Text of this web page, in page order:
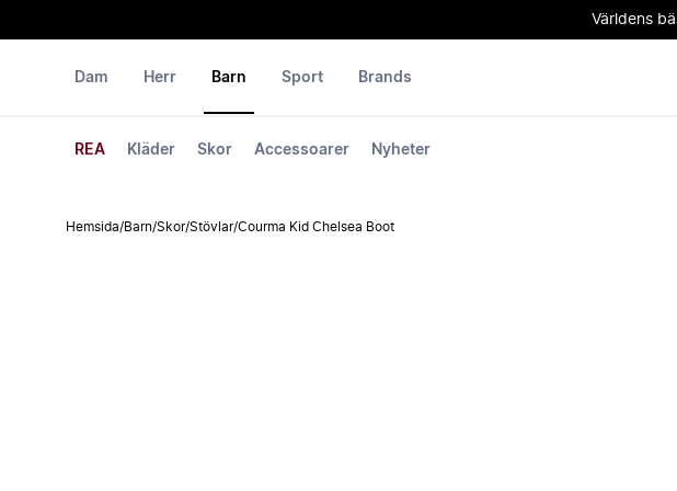
Världens
Dam Herr Barn
REA Kläder Skor Accessoarer Nyheter
Sport Brands
Hemsida/Barn/Skor/Stövlar/Courma Kid Chelsea Boot